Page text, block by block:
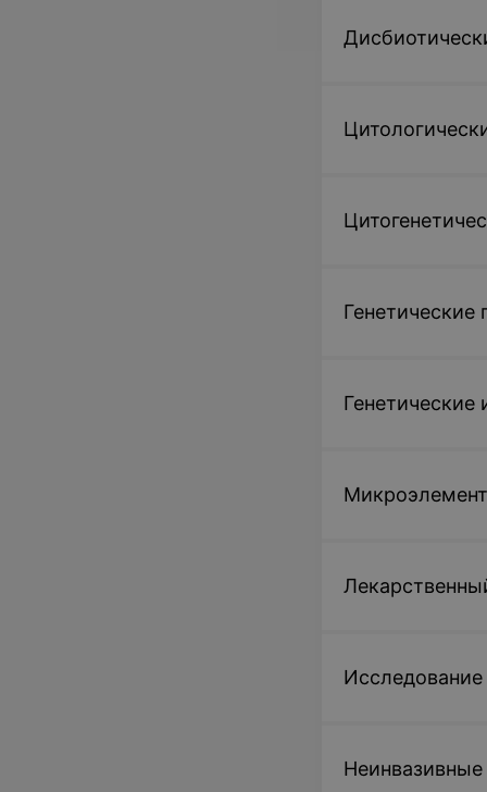
Генетические
Генетические